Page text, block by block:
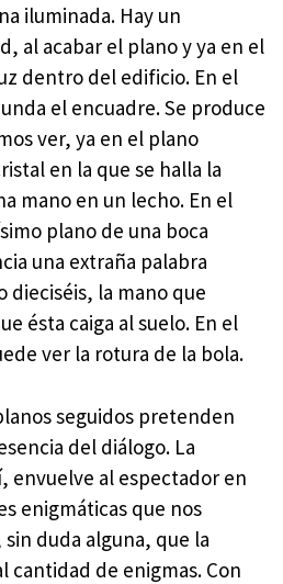
iluminada. Hay un
al acabar el plano y ya en el
dentro del edificio. En el
el encuadre. Se produce
ver, ya en el plano
en la que se halla la
mano en un lecho. En el
plano de una boca
una extraña palabra
dieciséis, la mano que
ésta caiga al suelo. En el
ver la rotura de la bola.
seguidos pretenden
del diálogo. La
envuelve al espectador en
enigmáticas que nos
duda alguna, que la
cantidad de enigmas. Con